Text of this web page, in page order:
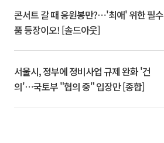
콘서트 갈 때 응원봉만?⋯'최애' 위한 필수
품 등장이오! [솔드아웃]
서울시, 정부에 정비사업 규제 완화 '건
의'⋯국토부 "협의 중" 입장만 [종합]